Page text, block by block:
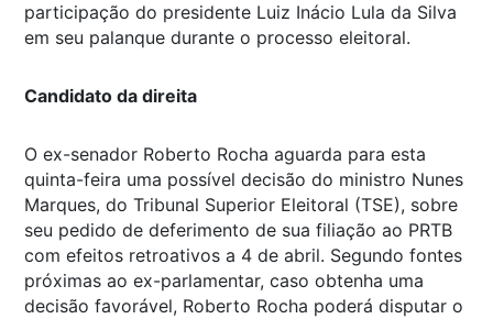
participação do presidente Luiz Inácio Lula da Silva
em seu palanque durante o processo eleitoral.
Candidato da direita
O ex-senador Roberto Rocha aguarda para esta
quinta-feira uma possível decisão do ministro Nunes
Marques, do Tribunal Superior Eleitoral (TSE), sobre
seu pedido de deferimento de sua filiação ao PRTB
com efeitos retroativos a 4 de abril. Segundo fontes
próximas ao ex-parlamentar, caso obtenha uma
decisão favorável, Roberto Rocha poderá disputar o